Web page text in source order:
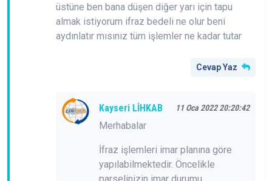
üstüne ben bana düşen diğer yarı için tapu
almak istiyorum ifraz bedeli ne olur beni
aydınlatır mısınız tüm işlemler ne kadar tutar
Cevap Yaz
Kayseri LİHKAB 11 Oca 2022 20:20:42
Merhabalar
İfraz işlemleri imar planına göre
yapılabilmektedir. Öncelikle